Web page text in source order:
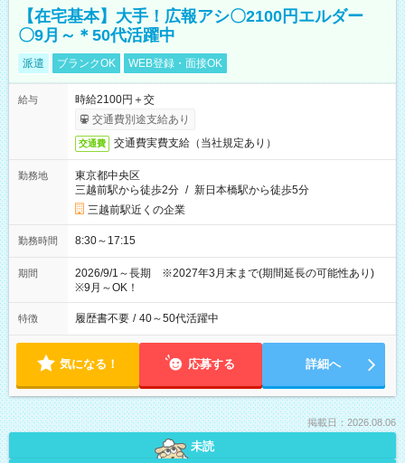
【在宅基本】大手！広報アシ〇2100円エルダー
〇9月～＊50代活躍中
派遣 ブランクOK WEB登録・面接OK
給与
時給2100円＋交
交通費別途支給あり
交通費 交通費実費支給（当社規定あり）
勤務地
東京都中央区
三越前駅から徒歩2分 / 新日本橋駅から徒歩5分
三越前駅近くの企業
勤務時間 8:30～17:15
期間
2026/9/1～長期 ※2027年3月末まで(期間延長の可能性あり)
※9月～OK！
特徴 履歴書不要 / 40～50代活躍中
気になる！ 応募する 詳細へ
掲載日：2026.08.06
未読